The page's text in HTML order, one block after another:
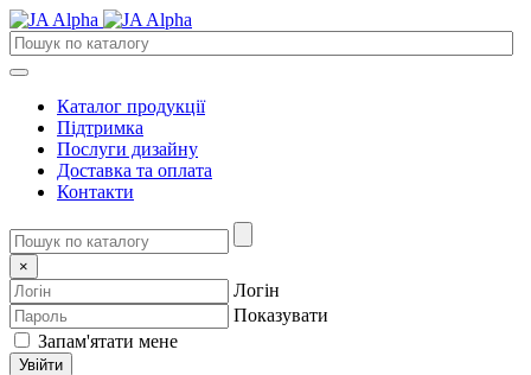
Каталог продукції
Підтримка
Послуги дизайну
Доставка та оплата
Контакти
×
Логін
Показувати
Запам'ятати мене
Увійти